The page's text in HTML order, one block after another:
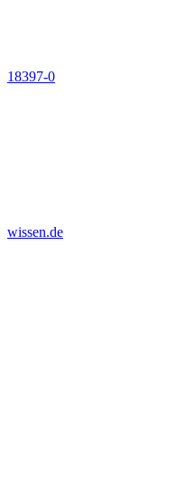
18397-0
wissen.de